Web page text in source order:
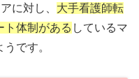
に対し、 大手看護師転
ト体制がある しているマ
です。